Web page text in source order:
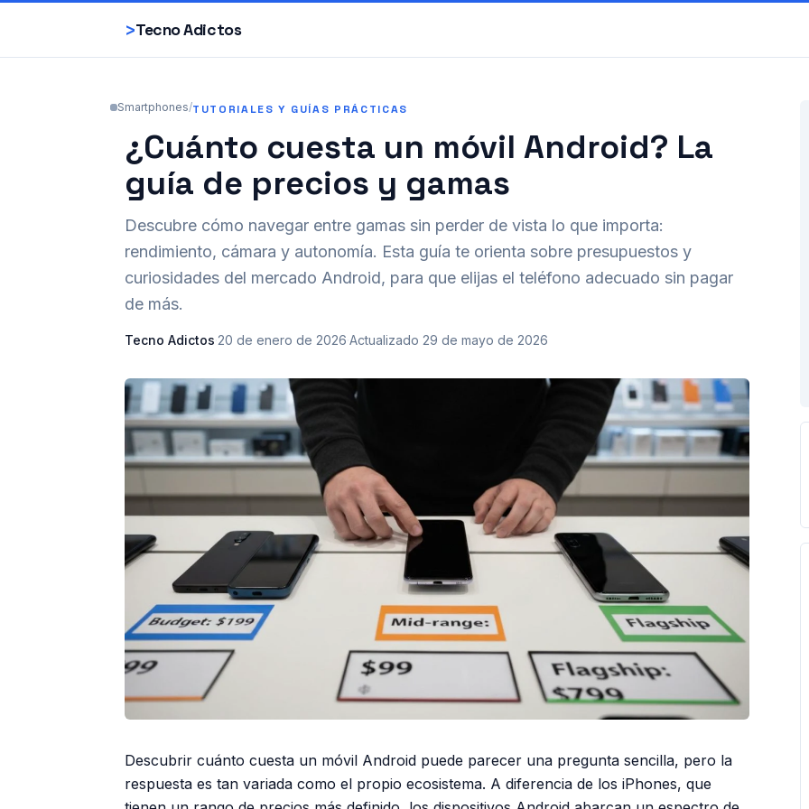
>Tecno Adictos
Smartphones/TUTORIALES Y GUÍAS PRÁCTICAS
¿Cuánto cuesta un móvil Android? La
guía de precios y gamas
Descubre cómo navegar entre gamas sin perder de vista lo que importa:
rendimiento, cámara y autonomía. Esta guía te orienta sobre presupuestos y
curiosidades del mercado Android, para que elijas el teléfono adecuado sin pagar
de más.
Tecno Adictos·20 de enero de 2026·Actualizado 29 de mayo de 2026
Descubrir cuánto cuesta un móvil Android puede parecer una pregunta sencilla, pero la
respuesta es tan variada como el propio ecosistema. A diferencia de los iPhones, que